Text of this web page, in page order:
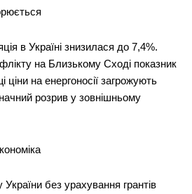
в Україні знизилася до 7,4%.
на Близькому Сході показник
ціни на енергоносії загрожують
розрив у зовнішньому
без урахування грантів